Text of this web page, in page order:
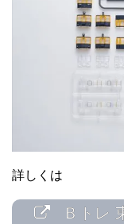
詳しくは
Ｂトレ